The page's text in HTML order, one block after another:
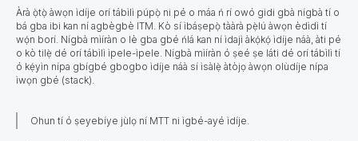
Àrà ọ̀tọ̀ àwọn ìdíje orí tábìlì púpọ̀ ni pé o máa ń rí owó gidi gbà nígbà tí o
bá gba ibi kan ní agbègbè ITM. Kò sí ìbáṣepọ̀ tààrà pẹ̀lú àwọn èdìdì tí
wọ́n borí. Nígbà mìíràn o lè gba gbé ńlá kan ní ìdajì àkọ́kọ́ ìdíje náà, àti pé
o kò tilẹ̀ dé orí tábìlì ìpele-ìpele. Nígbà mìíràn ó ṣeé ṣe láti dé orí tábìlì tí
ó kẹ́yìn nípa gbígbé gbogbo ìdíje náà sí ìsàlẹ̀ àtòjọ àwọn olùdíje nípa
ìwọn gbé (stack).
Ohun tí ó ṣeyebíye jùlọ ní MTT ni ìgbé-ayé ìdíje.